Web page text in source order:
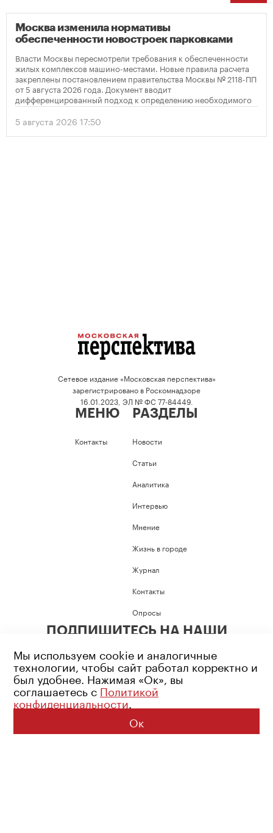
Москва изменила нормативы
обеспеченности новостроек парковками
Власти Москвы пересмотрели требования к обеспеченности
жилых комплексов машино-местами. Новые правила расчета
закреплены постановлением правительства Москвы № 2118-ПП
от 5 августа 2026 года. Документ вводит
дифференцированный подход к определению необходимого
количества парковок в зависимости от площади квартир и
устанавливает переходный период для уже согласованных
проектов.
5 августа 2026 17:50
Сетевое издание «Московская перспектива»
зарегистрировано в Роскомнадзоре
16.01.2023, ЭЛ № ФС 77-84449.
МЕНЮ
Контакты
РАЗДЕЛЫ
Новости
Статьи
Аналитика
Интервью
Мнение
Жизнь в городе
Журнал
Контакты
Опросы
ПОДПИШИТЕСЬ НА НАШИ
Возрастное ограничение: 16+
Политика конфиденциальности
© 2026 Все права защищены
Мы используем cookie и аналогичные
технологии, чтобы сайт работал корректно и
был удобнее. Нажимая «Ок», вы
соглашаетесь с Политикой
конфиденциальности.
Ок